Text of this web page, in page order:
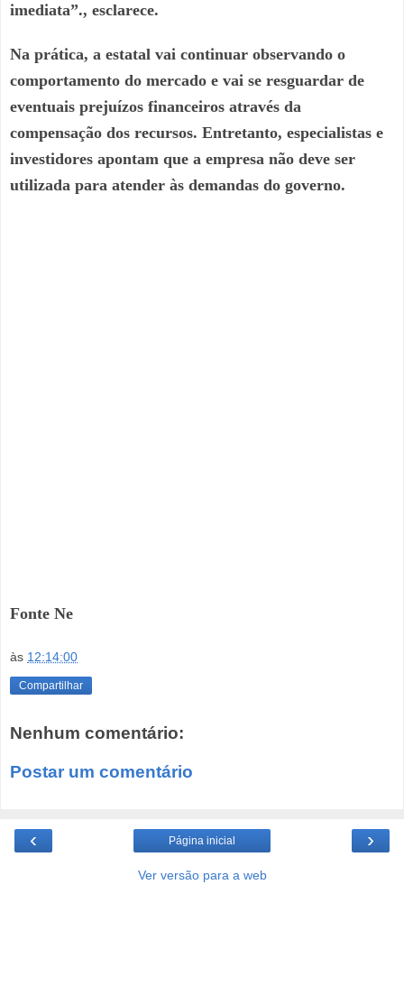
imediata”., esclarece.
Na prática, a estatal vai continuar observando o
comportamento do mercado e vai se resguardar de
eventuais prejuízos financeiros através da
compensação dos recursos. Entretanto, especialistas e
investidores apontam que a empresa não deve ser
utilizada para atender às demandas do governo.
Fonte Ne
às 12:14:00
Compartilhar
Nenhum comentário:
Postar um comentário
‹ ›
Página inicial
Ver versão para a web